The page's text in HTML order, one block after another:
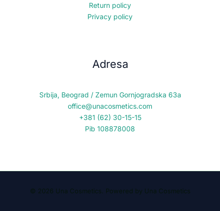
Return policy
Privacy policy
Adresa
Srbija, Beograd / Zemun Gornjogradska 63a
office@unacosmetics.com
+381 (62) 30-15-15
Pib 108878008
© 2026 Una Cosmetics. Powered by Una Cosmetics